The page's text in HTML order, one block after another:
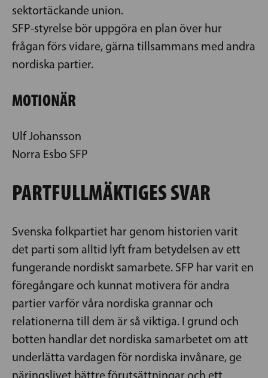
sektortäckande union.
SFP-styrelse bör uppgöra en plan över hur
frågan förs vidare, gärna tillsammans med andra
nordiska partier.
MOTIONÄR
Ulf Johansson
Norra Esbo SFP
PARTFULLMÄKTIGES SVAR
Svenska folkpartiet har genom historien varit
det parti som alltid lyft fram betydelsen av ett
fungerande nordiskt samarbete. SFP har varit en
föregångare och kunnat motivera för andra
partier varför våra nordiska grannar och
relationerna till dem är så viktiga. I grund och
botten handlar det nordiska samarbetet om att
underlätta vardagen för nordiska invånare, ge